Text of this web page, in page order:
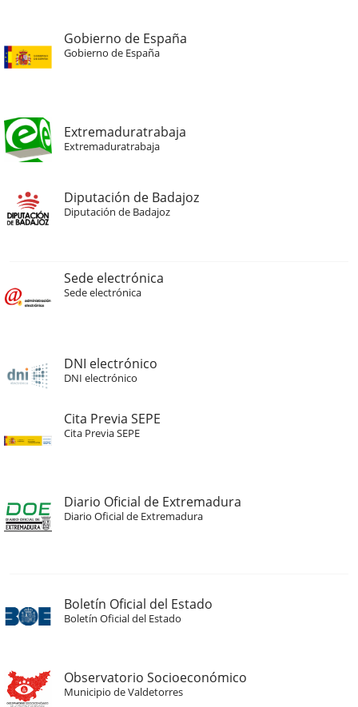
Gobierno de España
Gobierno de España
Extremaduratrabaja
Extremaduratrabaja
Diputación de Badajoz
Diputación de Badajoz
Sede electrónica
Sede electrónica
DNI electrónico
DNI electrónico
Cita Previa SEPE
Cita Previa SEPE
Diario Oficial de Extremadura
Diario Oficial de Extremadura
Boletín Oficial del Estado
Boletín Oficial del Estado
Observatorio Socioeconómico
Municipio de Valdetorres